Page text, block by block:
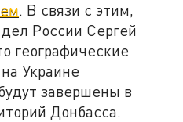
. В связи с этим,
России Сергей
географические
Украине
завершены в
Донбасса.